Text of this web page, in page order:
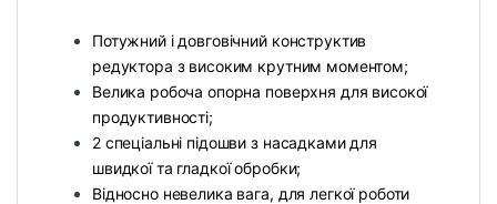
Потужний і довговічний конструктив
редуктора з високим крутним моментом;
Велика робоча опорна поверхня для високої
продуктивності;
2 спеціальні підошви з насадками для
швидкої та гладкої обробки;
Відносно невелика вага, для легкої роботи